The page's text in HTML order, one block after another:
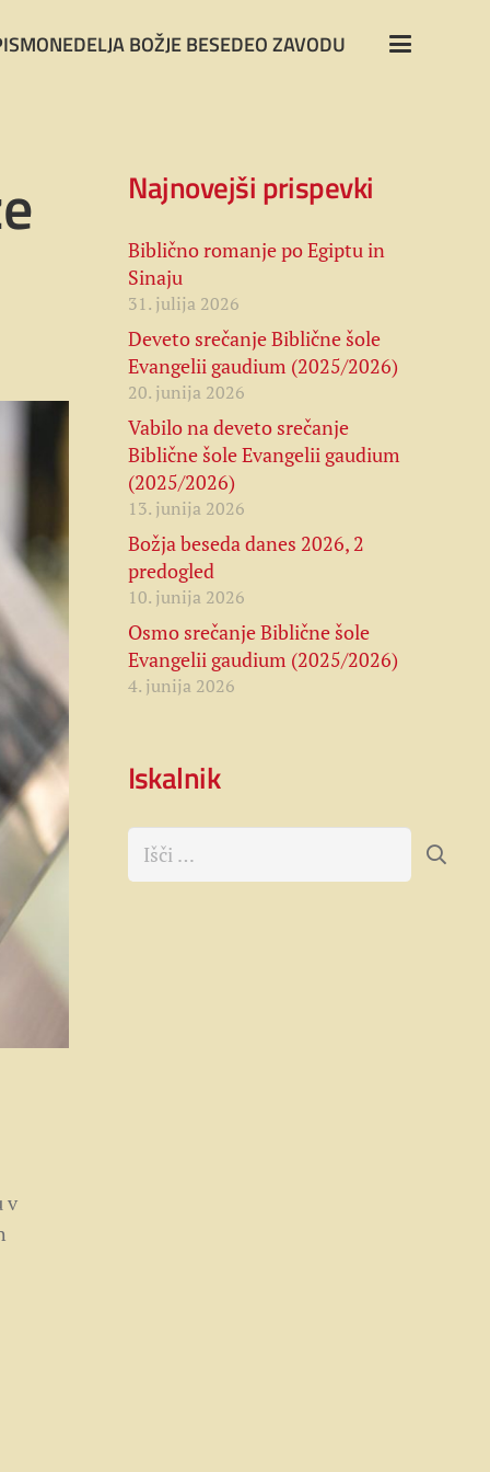
NEDELJA BOŽJE BESEDEO ZAVODU
v
Najnovejši prispevki
Biblično romanje po Egiptu in
Sinaju
31. julija 2026
Deveto srečanje Biblične šole
Evangelii gaudium (2025/2026)
20. junija 2026
Vabilo na deveto srečanje
Biblične šole Evangelii gaudium
(2025/2026)
13. junija 2026
Božja beseda danes 2026, 2
predogled
10. junija 2026
Osmo srečanje Biblične šole
Evangelii gaudium (2025/2026)
4. junija 2026
Iskalnik
Išči: